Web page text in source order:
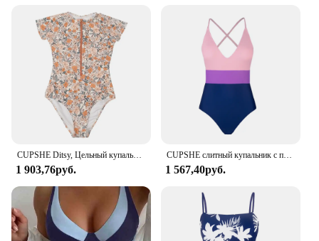
CUPSHE Ditsy, Цельный купальник на молнии с коротким рукавом для женщин, сексуальный Монокини с высокой горловиной, купальник 2023, купальный костюм, пляжная одежда
1 903,76руб.
CUPSHE слитный купальник с поперечным блоком, женский купальник с v-образным вырезом и открытой спиной, монокини 2023, пляжный Регулируемый купальник Btahing
1 567,40руб.